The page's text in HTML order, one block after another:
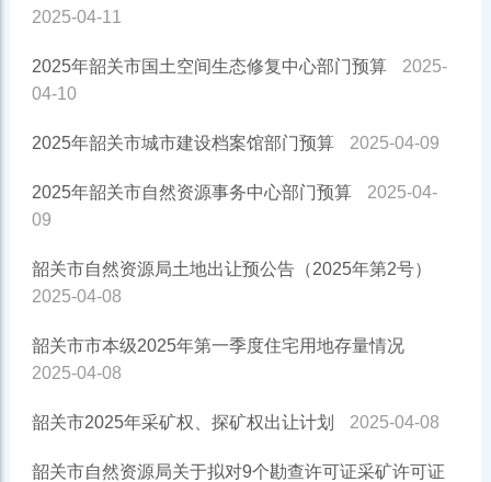
2025-04-11
2025年韶关市国土空间生态修复中心部门预算
2025-
04-10
2025年韶关市城市建设档案馆部门预算 2025-04-09
2025年韶关市自然资源事务中心部门预算
2025-04-
09
韶关市自然资源局土地出让预公告（2025年第2号）
2025-04-08
韶关市市本级2025年第一季度住宅用地存量情况
2025-04-08
韶关市2025年采矿权、探矿权出让计划 2025-04-08
韶关市自然资源局关于拟对9个勘查许可证采矿许可证